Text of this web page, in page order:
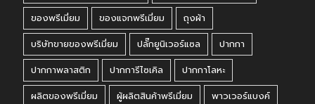
ของพรีเมี่ยม
ของแจกพรีเมี่ยม
ถุงผ้า
บริษัทขายของพรีเมี่ยม
ปลั๊กยูนิเวอร์แซล
ปากกา
ปากกาพลาสติก
ปากการีไซเคิล
ปากกาโลหะ
ผลิตของพรีเมี่ยม
ผู้ผลิตสินค้าพรีเมี่ยม
พาวเวอร์แบงค์